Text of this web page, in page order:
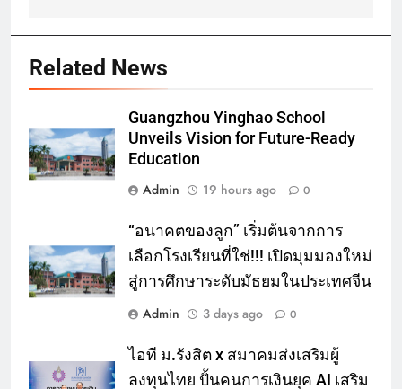
Related News
Guangzhou Yinghao School
Unveils Vision for Future-Ready
Education
Admin
19 hours ago 0
“อนาคตของลูก” เริ่มต้นจากการ
เลือกโรงเรียนที่ใช่!!! เปิดมุมมองใหม่
สู่การศึกษาระดับมัธยมในประเทศจีน
Admin
3 days ago 0
ไอที ม.รังสิต x สมาคมส่งเสริมผู้
ลงทุนไทย ปั้นคนการเงินยุค AI เสริม